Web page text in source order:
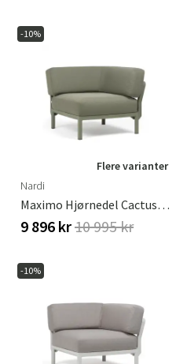
-10%
Flere varianter
Nardi
Maximo Hjørnedel Cactus-Timo
9 896 kr10 995 kr
-10%